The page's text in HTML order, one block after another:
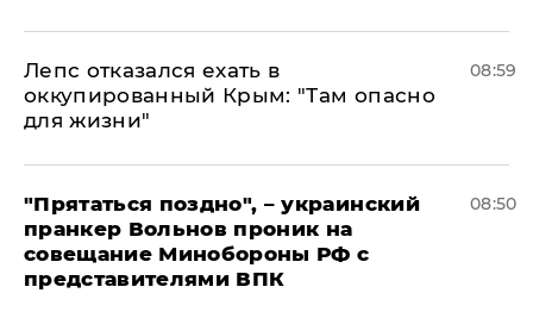
Лепс отказался ехать в
оккупированный Крым: "Там опасно
для жизни"
08:59
"Прятаться поздно", – украинский
пранкер Вольнов проник на
совещание Минобороны РФ с
представителями ВПК
08:50